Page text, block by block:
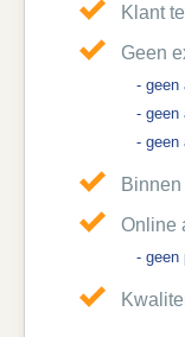
Klant
Geen
- geen
- geen
- geen
Online
- geen